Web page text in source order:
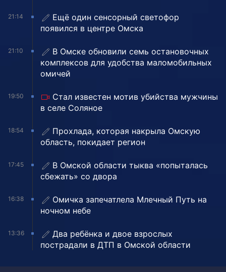
21:14
Ещё один сенсорный светофор
появился в центре Омска
21:10
В Омске обновили семь остановочных
комплексов для удобства маломобильных
омичей
19:50
Стал известен мотив убийства мужчины
в селе Соляное
18:54
Прохлада, которая накрыла Омскую
область, покидает регион
17:45
В Омской области тыква «попыталась
сбежать» со двора
16:38
Омичка запечатлела Млечный Путь на
ночном небе
13:36
Два ребёнка и двое взрослых
пострадали в ДТП в Омской области